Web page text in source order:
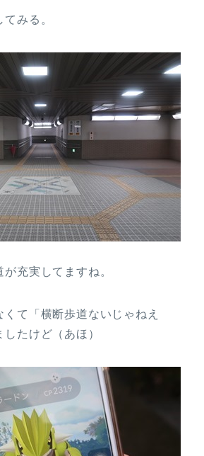
みる。
充実してますね。
て「横断歩道ないじゃねえ
たけど（あほ）